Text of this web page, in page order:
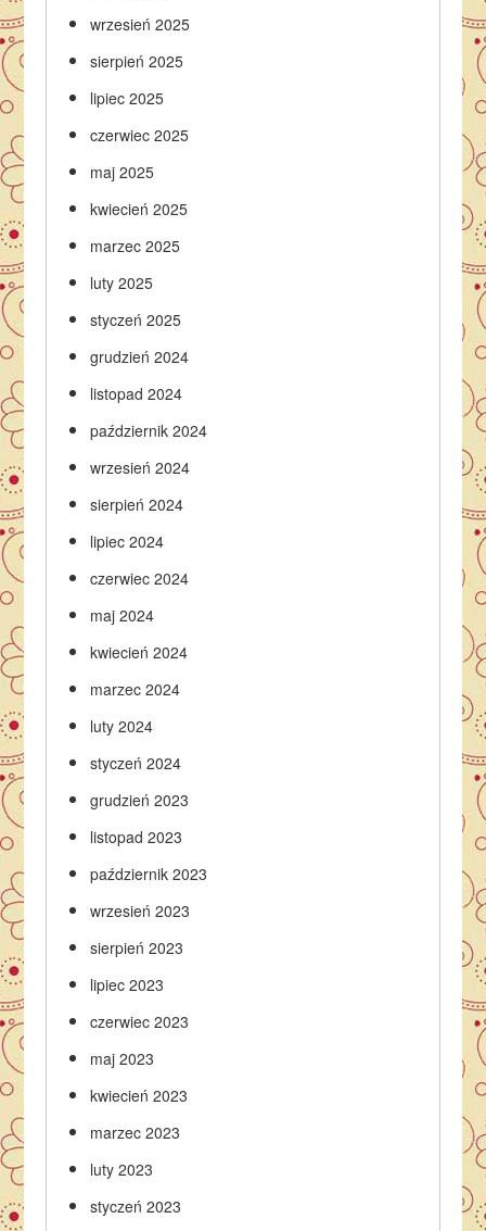
wrzesień 2025
sierpień 2025
lipiec 2025
czerwiec 2025
maj 2025
kwiecień 2025
marzec 2025
luty 2025
styczeń 2025
grudzień 2024
listopad 2024
październik 2024
wrzesień 2024
sierpień 2024
lipiec 2024
czerwiec 2024
maj 2024
kwiecień 2024
marzec 2024
luty 2024
styczeń 2024
grudzień 2023
listopad 2023
październik 2023
wrzesień 2023
sierpień 2023
lipiec 2023
czerwiec 2023
maj 2023
kwiecień 2023
marzec 2023
luty 2023
styczeń 2023